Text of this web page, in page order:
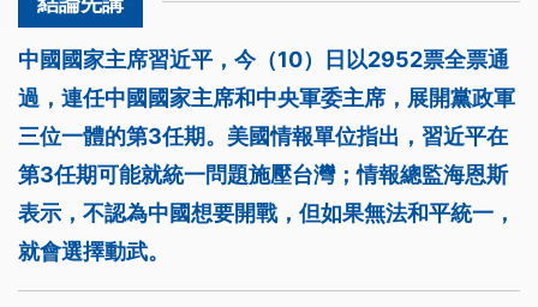
中國國家主席習近平，今（10）日以2952票全票通
過，連任中國國家主席和中央軍委主席，展開黨政軍
三位一體的第3任期。美國情報單位指出，習近平在
第3任期可能就統一問題施壓台灣；情報總監海恩斯
表示，不認為中國想要開戰，但如果無法和平統一，
就會選擇動武。